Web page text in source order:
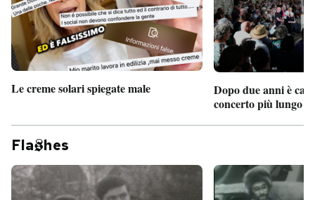
Le creme solari spiegate male
Dopo due anni è
concerto più lungo
Fla hes